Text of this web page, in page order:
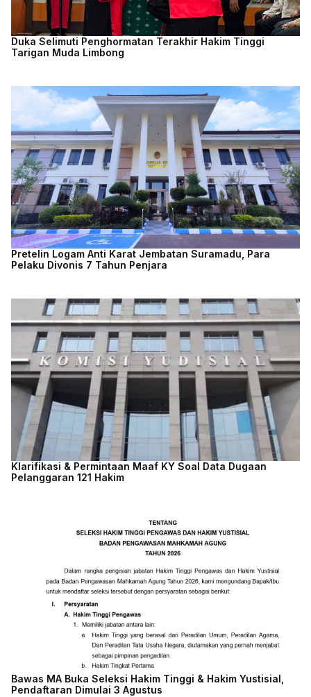
Duka Selimuti Penghormatan Terakhir Hakim Tinggi
Tarigan Muda Limbong
Pretelin Logam Anti Karat Jembatan Suramadu, Para
Pelaku Divonis 7 Tahun Penjara
Klarifikasi & Permintaan Maaf KY Soal Data Dugaan
Pelanggaran 121 Hakim
Bawas MA Buka Seleksi Hakim Tinggi & Hakim Yustisial,
Pendaftaran Dimulai 3 Agustus